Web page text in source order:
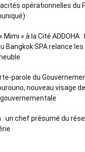
opérationnelles du
Mimi » à la Cité ADDOHA
Bangkok SPA relance
parole du
nouveau visage
: un chef présumé du